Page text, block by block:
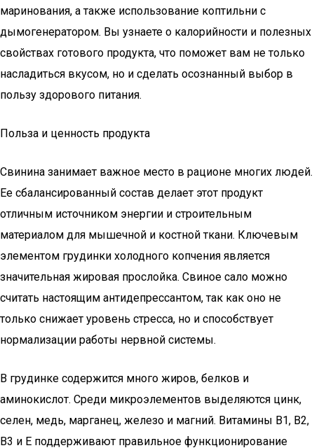
маринования, а также использование коптильни с
дымогенератором. Вы узнаете о калорийности и полезных
свойствах готового продукта, что поможет вам не только
насладиться вкусом, но и сделать осознанный выбор в
пользу здорового питания.
Польза и ценность продукта
Свинина занимает важное место в рационе многих людей.
Ее сбалансированный состав делает этот продукт
отличным источником энергии и строительным
материалом для мышечной и костной ткани. Ключевым
элементом грудинки холодного копчения является
значительная жировая прослойка. Свиное сало можно
считать настоящим антидепрессантом, так как оно не
только снижает уровень стресса, но и способствует
нормализации работы нервной системы.
В грудинке содержится много жиров, белков и
аминокислот. Среди микроэлементов выделяются цинк,
селен, медь, марганец, железо и магний. Витамины B1, B2,
B3 и E поддерживают правильное функционирование